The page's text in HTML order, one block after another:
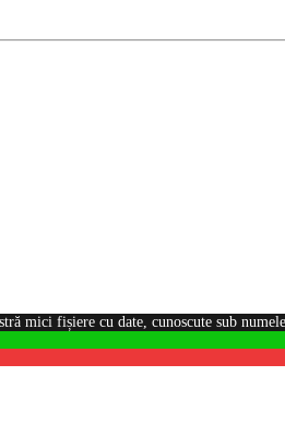
mici fișiere cu date, cunoscute sub